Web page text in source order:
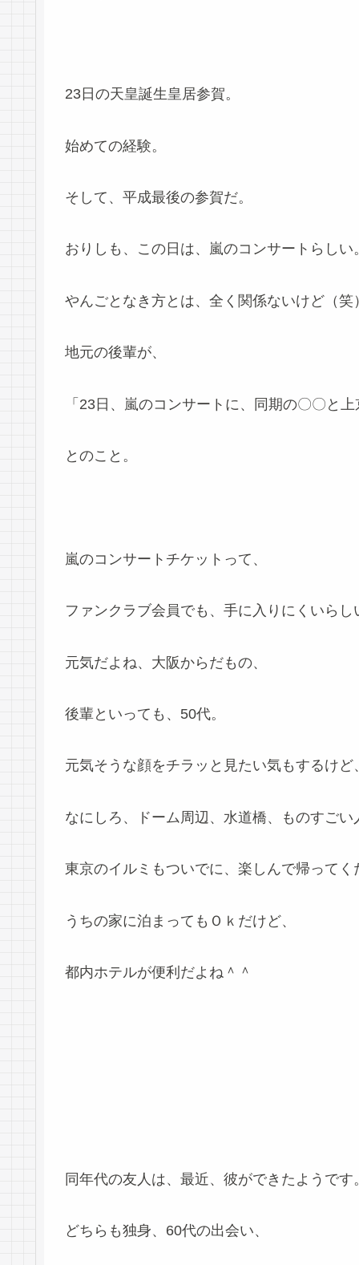
23日の天皇誕生皇居参賀。
始めての経験。
そして、平成最後の参賀だ。
おりしも、この日は、嵐のコンサートらしい
やんごとなき方とは、全く関係ないけど（笑
地元の後輩が、
「23日、嵐のコンサートに、同期の〇〇と
とのこと。
嵐のコンサートチケットって、
ファンクラブ会員でも、手に入りにくいらし
元気だよね、大阪からだもの、
後輩といっても、50代。
元気そうな顔をチラッと見たい気もするけ
なにしろ、ドーム周辺、水道橋、ものすごい
東京のイルミもついでに、楽しんで帰ってく
うちの家に泊まってもＯｋだけど、
都内ホテルが便利だよね＾＾
同年代の友人は、最近、彼ができたようです
どちらも独身、60代の出会い、